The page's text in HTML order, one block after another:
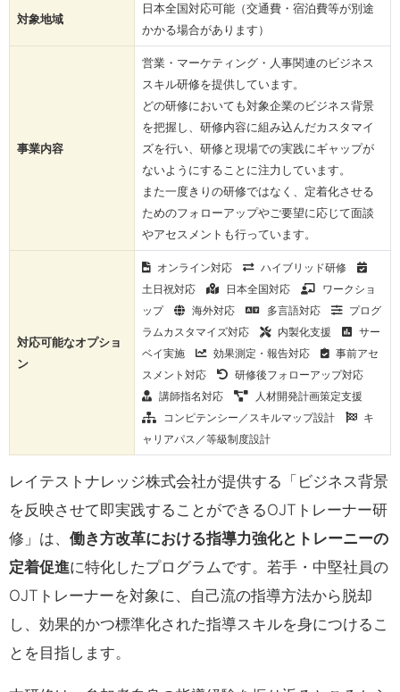
対象地域
日本全国対応可能（交通費・宿泊費等が別途
かかる場合があります）
事業内容
営業・マーケティング・人事関連のビジネス
スキル研修を提供しています。
どの研修においても対象企業のビジネス背景
を把握し、研修内容に組み込んだカスタマイ
ズを行い、研修と現場での実践にギャップが
ないようにすることに注力しています。
また一度きりの研修ではなく、定着化させる
ためのフォローアップやご要望に応じて面談
やアセスメントも行っています。
対応可能なオプショ
ン
オンライン対応
ハイブリッド研修
土日祝対応
日本全国対応
ワークショ
ップ
海外対応 多言語対応
プログ
ラムカスタマイズ対応
内製化支援
サー
ベイ実施
効果測定・報告対応
事前アセ
スメント対応
研修後フォローアップ対応
講師指名対応
人材開発計画策定支援
コンピテンシー／スキルマップ設計
キ
ャリアパス／等級制度設計
レイテストナレッジ株式会社が提供する「ビジネス背景
を反映させて即実践することができるOJTトレーナー研
修」は、 働き方改革における指導力強化とトレーニーの
定着促進に特化したプログラムです。若手・中堅社員の
OJTトレーナーを対象に、自己流の指導方法から脱却
し、効果的かつ標準化された指導スキルを身につけるこ
とを目指します。